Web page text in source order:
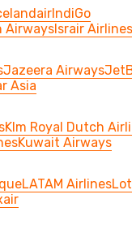
IndiGo
AirwaysIsrair Airlines
Jazeera Airways
Asia
Klm Royal Dutch
Kuwait Airways
LATAM Airlines